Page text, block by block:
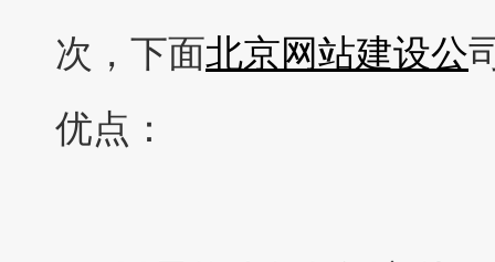
次，下面北京网站建设公
优点：